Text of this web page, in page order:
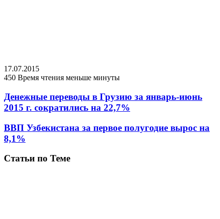
17.07.2015
450 Время чтения меньше минуты
Денежные переводы в Грузию за январь-июнь
2015 г. сократились на 22,7%
ВВП Узбекистана за первое полугодие вырос на
8,1%
Статьи по Теме